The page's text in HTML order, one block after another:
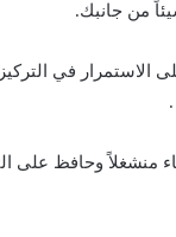
من جانبك.
في
منشغلاً وحافظ على